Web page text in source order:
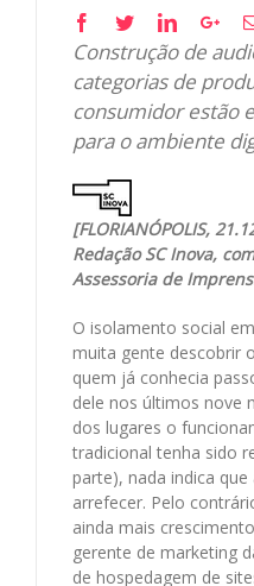
Facebook
TwitterLinkedin
Construção de
categorias de
consumidor estão
para o ambiente
[FLORIANÓPOLIS,
Redação SC Inova,
Assessoria de
O isolamento social
muita gente descobrir
quem já conhecia
dele nos últimos nove
dos lugares o
tradicional tenha sido
parte), nada indica
arrefecer. Pelo
ainda mais
gerente de marketing
de hospedagem de